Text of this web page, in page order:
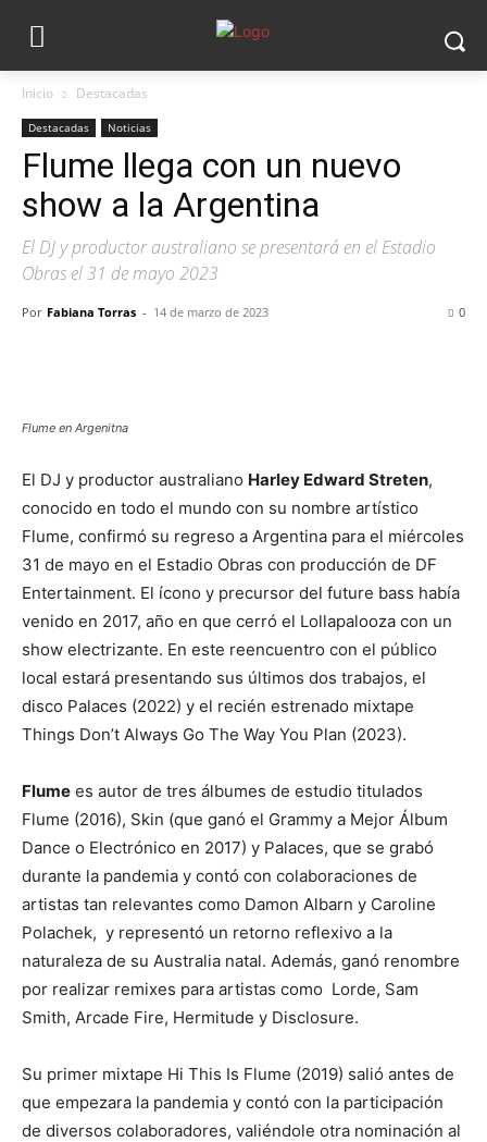
Inicio Destacadas
Destacadas Noticias
Flume llega con un nuevo
show a la Argentina
El DJ y productor australiano se presentará en el Estadio
Obras el 31 de mayo 2023
Por Fabiana Torras - 14 de marzo de 2023 0
Flume en Argenitna
El DJ y productor australiano Harley Edward Streten,
conocido en todo el mundo con su nombre artístico
Flume, confirmó su regreso a Argentina para el miércoles
31 de mayo en el Estadio Obras con producción de DF
Entertainment. El ícono y precursor del future bass había
venido en 2017, año en que cerró el Lollapalooza con un
show electrizante. En este reencuentro con el público
local estará presentando sus últimos dos trabajos, el
disco Palaces (2022) y el recién estrenado mixtape
Things Don’t Always Go The Way You Plan (2023).
Flume es autor de tres álbumes de estudio titulados
Flume (2016), Skin (que ganó el Grammy a Mejor Álbum
Dance o Electrónico en 2017) y Palaces, que se grabó
durante la pandemia y contó con colaboraciones de
artistas tan relevantes como Damon Albarn y Caroline
Polachek, y representó un retorno reflexivo a la
naturaleza de su Australia natal. Además, ganó renombre
por realizar remixes para artistas como Lorde, Sam
Smith, Arcade Fire, Hermitude y Disclosure.
Su primer mixtape Hi This Is Flume (2019) salió antes de
que empezara la pandemia y contó con la participación
de diversos colaboradores, valiéndole otra nominación al